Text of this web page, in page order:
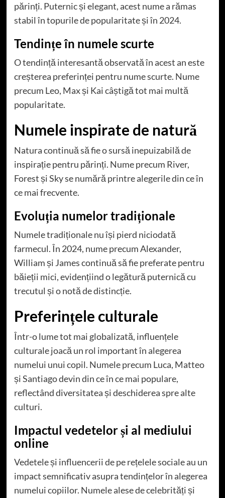
părinți. Puternic și elegant, acest nume a rămas
stabil în topurile de popularitate și în 2024.
Tendințe în numele scurte
O tendință interesantă observată în acest an este
creșterea preferinței pentru nume scurte. Nume
precum Leo, Max și Kai câștigă tot mai multă
popularitate.
Numele inspirate de natură
Natura continuă să fie o sursă inepuizabilă de
inspirație pentru părinți. Nume precum River,
Forest și Sky se numără printre alegerile din ce în
ce mai frecvente.
Evoluția numelor tradiționale
Numele tradiționale nu își pierd niciodată
farmecul. În 2024, nume precum Alexander,
William și James continuă să fie preferate pentru
băieții mici, evidențiind o legătură puternică cu
trecutul și o notă de distincție.
Preferințele culturale
Într-o lume tot mai globalizată, influențele
culturale joacă un rol important în alegerea
numelui unui copil. Numele precum Luca, Matteo
și Santiago devin din ce în ce mai populare,
reflectând diversitatea și deschiderea spre alte
culturi.
Impactul vedetelor și al mediului
online
Vedetele și influencerii de pe rețelele sociale au un
impact semnificativ asupra tendințelor în alegerea
numelui copiilor. Numele alese de celebrități și